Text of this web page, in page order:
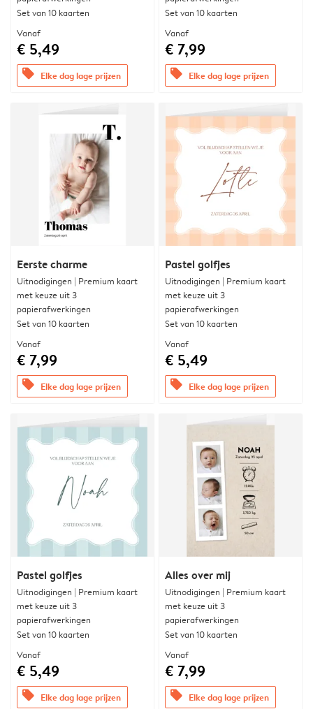
Set van 10 kaarten
Vanaf
€ 5,49
offers Elke dag lage prijzen
Set van 10 kaarten
Vanaf
€ 7,99
offers Elke dag lage prijzen
Eerste charme
Uitnodigingen | Premium kaart
met keuze uit 3
papierafwerkingen
Set van 10 kaarten
Vanaf
€ 7,99
offers Elke dag lage prijzen
Pastel golfjes
Uitnodigingen | Premium kaart
met keuze uit 3
papierafwerkingen
Set van 10 kaarten
Vanaf
€ 5,49
offers Elke dag lage prijzen
Pastel golfjes
Uitnodigingen | Premium kaart
met keuze uit 3
papierafwerkingen
Set van 10 kaarten
Vanaf
€ 5,49
offers Elke dag lage prijzen
Alles over mij
Uitnodigingen | Premium kaart
met keuze uit 3
papierafwerkingen
Set van 10 kaarten
Vanaf
€ 7,99
offers Elke dag lage prijzen